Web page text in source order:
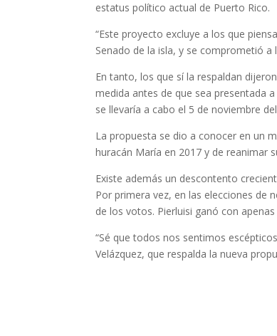
estatus político actual de Puerto Rico.
“Este proyecto excluye a los que
Senado de la isla, y se comprometió a
En tanto, los que sí la respaldan
medida antes de que sea presentada
se llevaría a cabo el 5 de noviembre
La propuesta se dio a conocer en un
huracán María en 2017 y de reanimar
Existe además un descontento
Por primera vez, en las elecciones de
de los votos. Pierluisi ganó con apenas
“Sé que todos nos sentimos
Velázquez, que respalda la nueva